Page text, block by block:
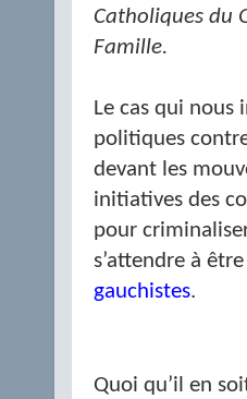
Catholiques du
Famille.
Le cas qui nous
politiques
devant les
initiatives des
pour
s’attendre à
gauchistes.
Quoi qu’il en